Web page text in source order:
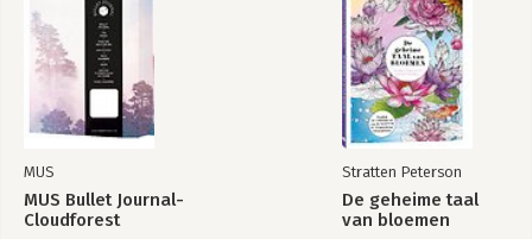
MUS
MUS Bullet Journal-
Cloudforest
Stratten Peterson
De geheime taal
van bloemen